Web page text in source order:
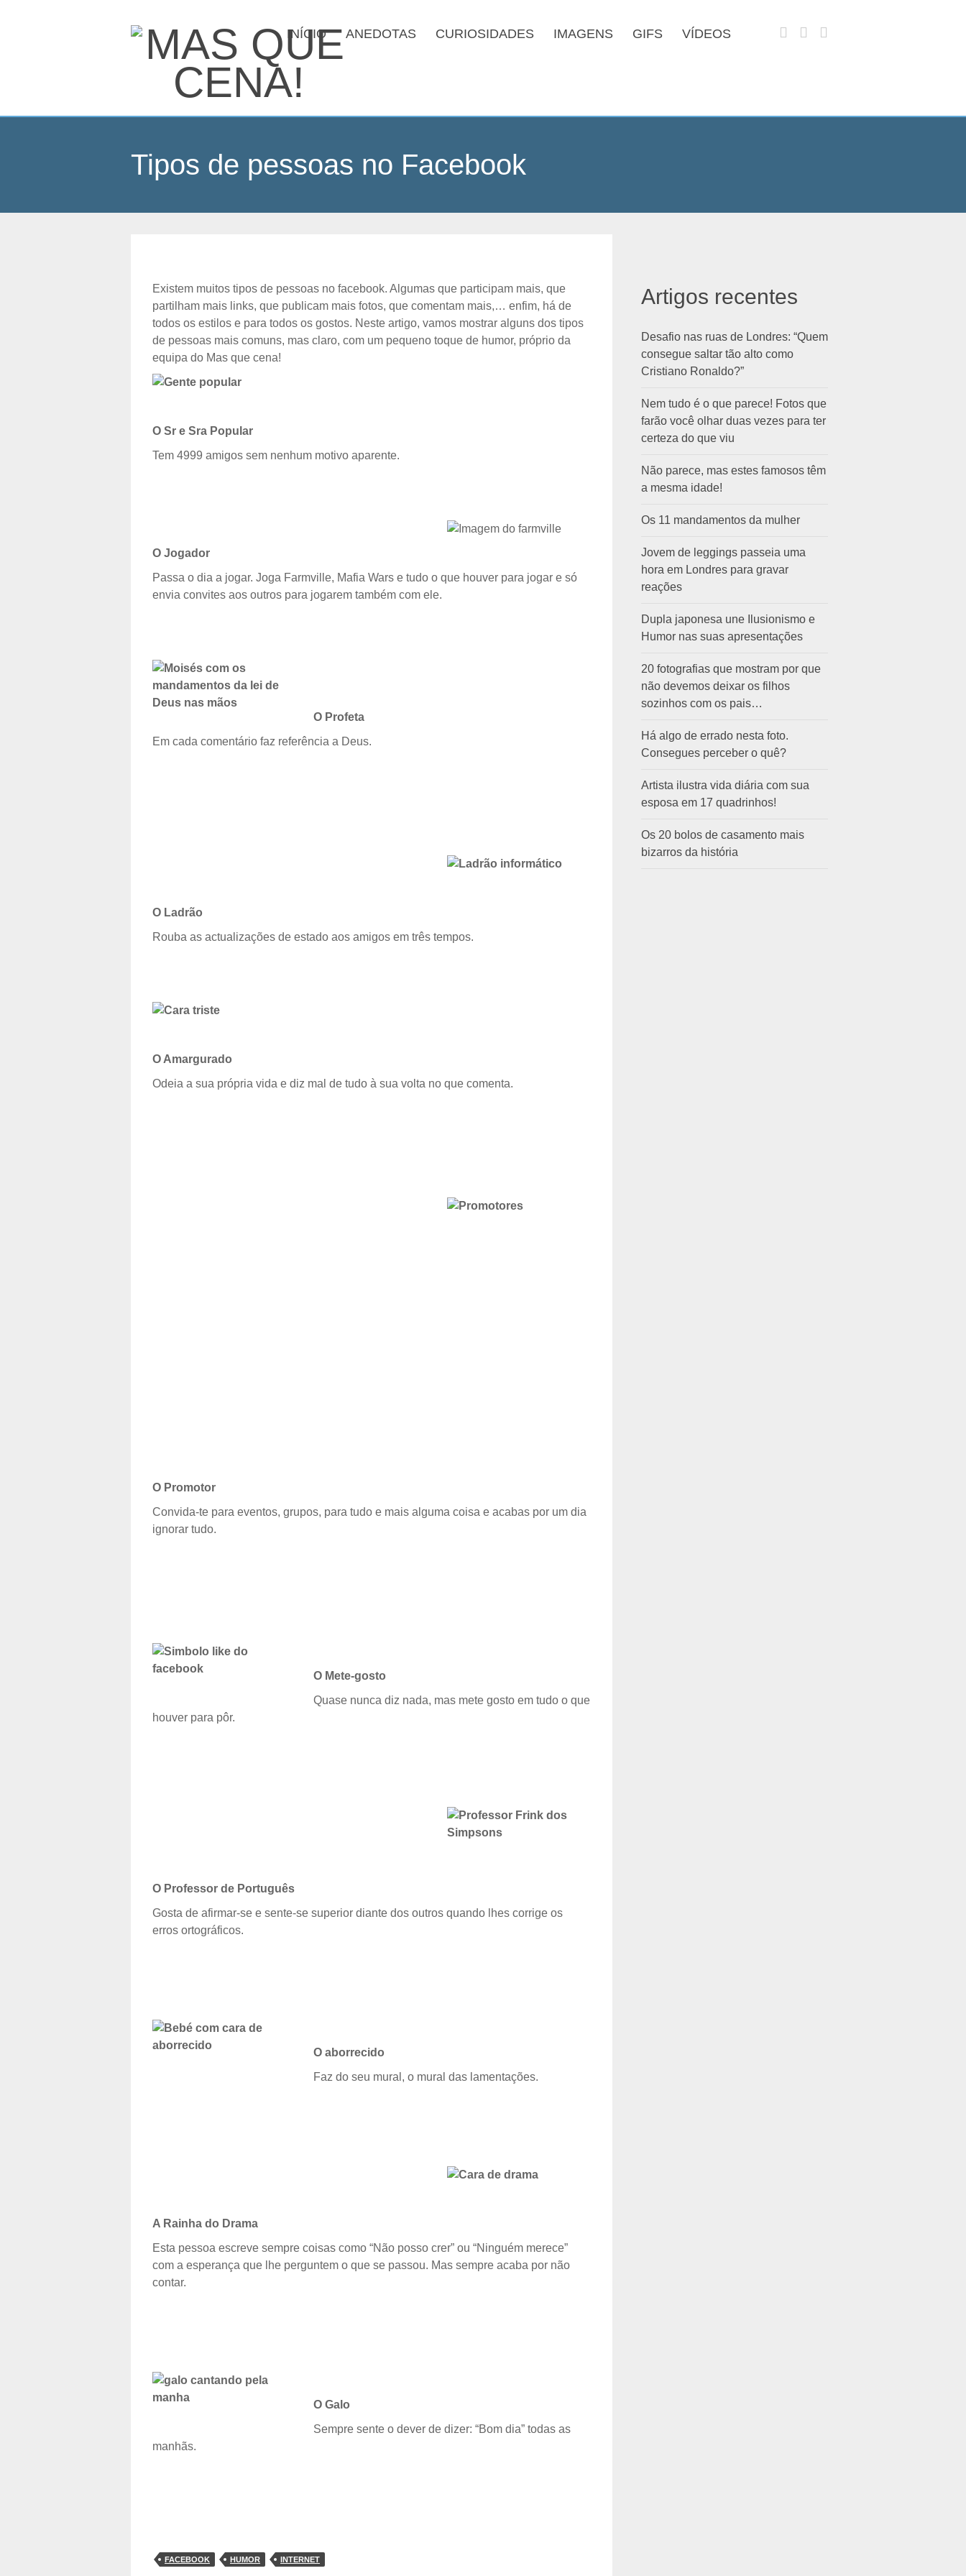
INÍCIO ANEDOTAS CURIOSIDADES IMAGENS GIFS VÍDEOS
Tipos de pessoas no Facebook
Existem muitos tipos de pessoas no facebook. Algumas que participam mais, que
partilham mais links, que publicam mais fotos, que comentam mais,… enfim, há de
todos os estilos e para todos os gostos. Neste artigo, vamos mostrar alguns dos tipos
de pessoas mais comuns, mas claro, com um pequeno toque de humor, próprio da
equipa do Mas que cena!
O Sr e Sra Popular
Tem 4999 amigos sem nenhum motivo aparente.
O Jogador
Passa o dia a jogar. Joga Farmville, Mafia Wars e tudo o que houver para jogar e só
envia convites aos outros para jogarem também com ele.
O Profeta
Em cada comentário faz referência a Deus.
O Ladrão
Rouba as actualizações de estado aos amigos em três tempos.
O Amargurado
Odeia a sua própria vida e diz mal de tudo à sua volta no que comenta.
O Promotor
Convida-te para eventos, grupos, para tudo e mais alguma coisa e acabas por um dia
ignorar tudo.
O Mete-gosto
Quase nunca diz nada, mas mete gosto em tudo o que
houver para pôr.
O Professor de Português
Gosta de afirmar-se e sente-se superior diante dos outros quando lhes corrige os
erros ortográficos.
O aborrecido
Faz do seu mural, o mural das lamentações.
A Rainha do Drama
Esta pessoa escreve sempre coisas como “Não posso crer” ou “Ninguém merece”
com a esperança que lhe perguntem o que se passou. Mas sempre acaba por não
contar.
O Galo
Sempre sente o dever de dizer: “Bom dia” todas as
manhãs.
FACEBOOK HUMOR INTERNET
Artigos recentes
Desafio nas ruas de Londres: “Quem
consegue saltar tão alto como
Cristiano Ronaldo?”
Nem tudo é o que parece! Fotos que
farão você olhar duas vezes para ter
certeza do que viu
Não parece, mas estes famosos têm
a mesma idade!
Os 11 mandamentos da mulher
Jovem de leggings passeia uma
hora em Londres para gravar
reações
Dupla japonesa une Ilusionismo e
Humor nas suas apresentações
20 fotografias que mostram por que
não devemos deixar os filhos
sozinhos com os pais…
Há algo de errado nesta foto.
Consegues perceber o quê?
Artista ilustra vida diária com sua
esposa em 17 quadrinhos!
Os 20 bolos de casamento mais
bizarros da história